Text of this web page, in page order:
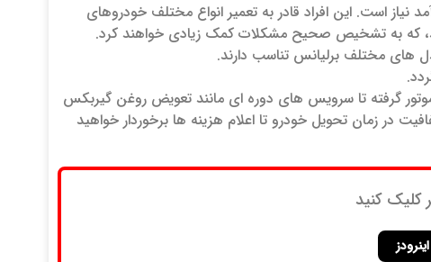
نیاز است. این افراد قادر به تعمیر انواع مختلف خودروهای
که به تشخیص صحیح مشکلات کمک زیادی خواهند کرد.
های مختلف برلیانس تناسب دارند.
گرفته تا سرویس های دوره ای مانند تعویض روغن گیربکس
در زمان تحویل خودرو تا اعلام هزینه ها برخوردار خواهید
کنید